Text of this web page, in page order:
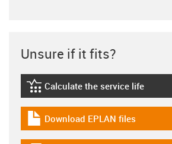
Unsure if it fits?
igus-icon-lebensdauerrechner
Calculate the service life
igus-icon-download-plan
Download EPLAN files